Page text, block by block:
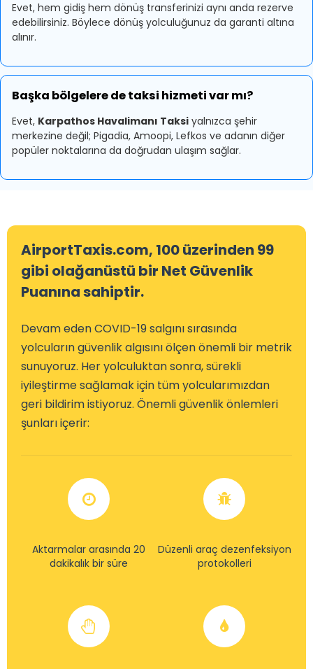
Evet, hem gidiş hem dönüş transferinizi aynı anda rezerve
edebilirsiniz. Böylece dönüş yolculuğunuz da garanti altına
alınır.
Başka bölgelere de taksi hizmeti var mı?
Evet, Karpathos Havalimanı Taksi yalnızca şehir
merkezine değil; Pigadia, Amoopi, Lefkos ve adanın diğer
popüler noktalarına da doğrudan ulaşım sağlar.
AirportTaxis.com, 100 üzerinden 99
gibi olağanüstü bir Net Güvenlik
Puanına sahiptir.
Devam eden COVID-19 salgını sırasında
yolcuların güvenlik algısını ölçen önemli bir metrik
sunuyoruz. Her yolculuktan sonra, sürekli
iyileştirme sağlamak için tüm yolcularımızdan
geri bildirim istiyoruz. Önemli güvenlik önlemleri
şunları içerir:
Aktarmalar arasında 20
dakikalık bir süre
Düzenli araç dezenfeksiyon
protokolleri